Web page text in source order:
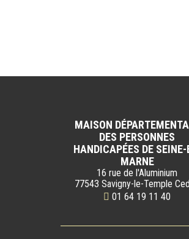
MAISON
DES PERSONNES
HANDICAPÉES DE SEINE-
MARNE
16 rue de l'Aluminium
77543 Savigny-le-Temple
01 64 19 11 40